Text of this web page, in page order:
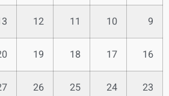
9
10
11
12
13
16
17
18
19
20
23
24
25
26
27